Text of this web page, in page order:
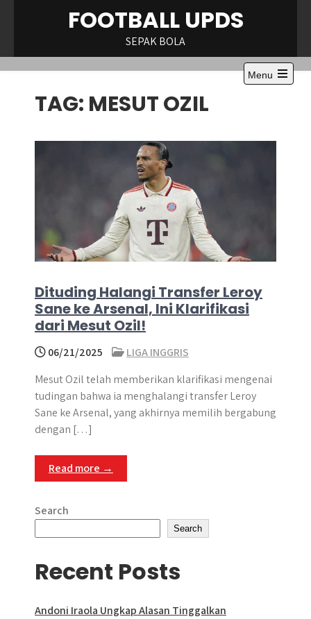
FOOTBALL UPDS
SEPAK BOLA
Menu
Open
TAG: MESUT OZIL
Dituding Halangi Transfer Leroy
Sane ke Arsenal, Ini Klarifikasi
dari Mesut Ozil!
06/21/2025
LIGA INGGRIS
Mesut Ozil telah memberikan klarifikasi mengenai
tudingan bahwa ia menghalangi transfer Leroy
Sane ke Arsenal, yang akhirnya memilih bergabung
dengan […]
Read more →
Search
Search
Recent Posts
Andoni Iraola Ungkap Alasan Tinggalkan